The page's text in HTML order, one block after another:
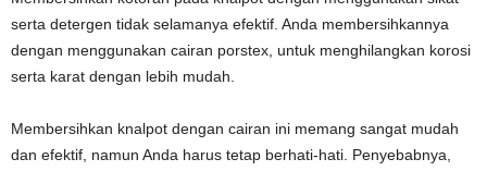
serta detergen tidak selamanya efektif. Anda membersihkannya
dengan menggunakan cairan porstex, untuk menghilangkan korosi
serta karat dengan lebih mudah.
Membersihkan knalpot dengan cairan ini memang sangat mudah
dan efektif, namun Anda harus tetap berhati-hati. Penyebabnya,